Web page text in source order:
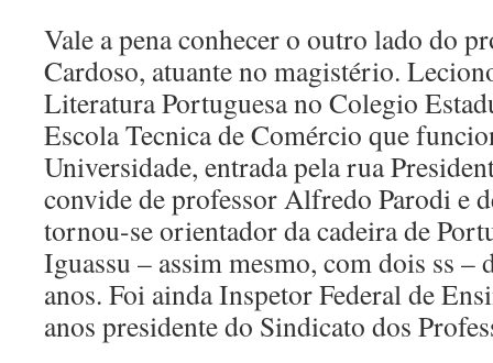
Vale a pena conhecer o outro lado do
Cardoso, atuante no magistério.
Literatura Portuguesa no Colegio
Escola Tecnica de Comércio que
Universidade, entrada pela rua
convide de professor Alfredo Parodi e
tornou-se orientador da cadeira de
Iguassu – assim mesmo, com dois ss –
anos. Foi ainda Inspetor Federal de
anos presidente do Sindicato dos